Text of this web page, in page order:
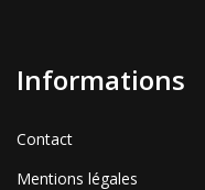
Informations
Contact
Mentions légales